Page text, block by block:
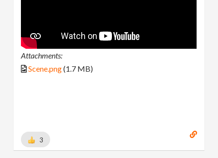
Attachments:
Scene.png(1.7 MB)
3